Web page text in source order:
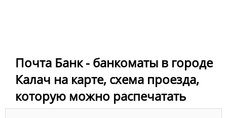
Почта Банк - банкоматы в городе
Калач на карте, схема проезда,
которую можно распечатать